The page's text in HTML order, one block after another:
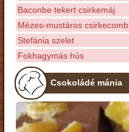
Baconbe tekert csirkemáj
Mézes-mustáros csirkecomb
Stefánia szelet
Fokhagymás hús
Csokoládé mánia